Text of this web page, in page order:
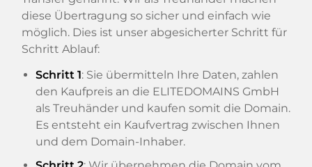
diese Übertragung so sicher und einfach wie
möglich. Dies ist unser abgesicherter Schritt für
Schritt Ablauf:
Schritt 1: Sie übermitteln Ihre Daten, zahlen
den Kaufpreis an die ELITEDOMAINS GmbH
als Treuhänder und kaufen somit die Domain.
Es entsteht ein Kaufvertrag zwischen Ihnen
und dem Domain-Inhaber.